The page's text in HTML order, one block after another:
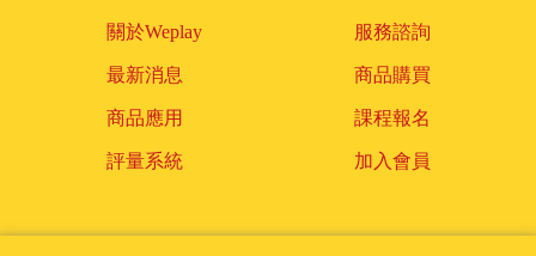
關於Weplay
最新消息
商品應用
評量系統
服務諮詢
商品購買
課程報名
加入會員